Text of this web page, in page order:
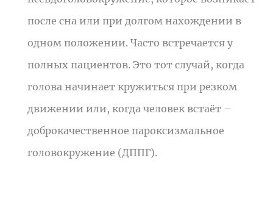
после сна или при долгом нахождении в
одном положении. Часто встречается у
полных пациентов. Это тот случай, когда
голова начинает кружиться при резком
движении или, когда человек встаёт –
доброкачественное пароксизмальное
головокружение (ДППГ).